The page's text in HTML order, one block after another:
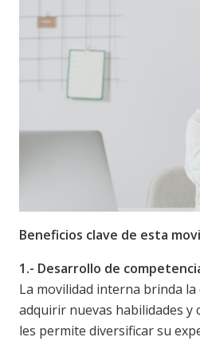
Beneficios clave de esta
1.- Desarrollo de
La movilidad interna brinda
adquirir nuevas habilidades y
les permite diversificar su